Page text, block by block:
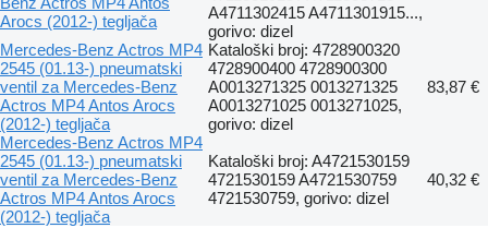
Arocs (2012-) tegljača
A4711302415 A4711301915...,
gorivo: dizel
Mercedes-Benz Actros MP4
2545 (01.13-) pneumatski
ventil za Mercedes-Benz
Actros MP4 Antos Arocs
(2012-) tegljača
Kataloški broj: 4728900320
4728900400 4728900300
A0013271325 0013271325
A0013271025 0013271025,
gorivo: dizel
83,87 €
Mercedes-Benz Actros MP4
2545 (01.13-) pneumatski
ventil za Mercedes-Benz
Actros MP4 Antos Arocs
(2012-) tegljača
Kataloški broj: A4721530159
4721530159 A4721530759
4721530759, gorivo: dizel
40,32 €